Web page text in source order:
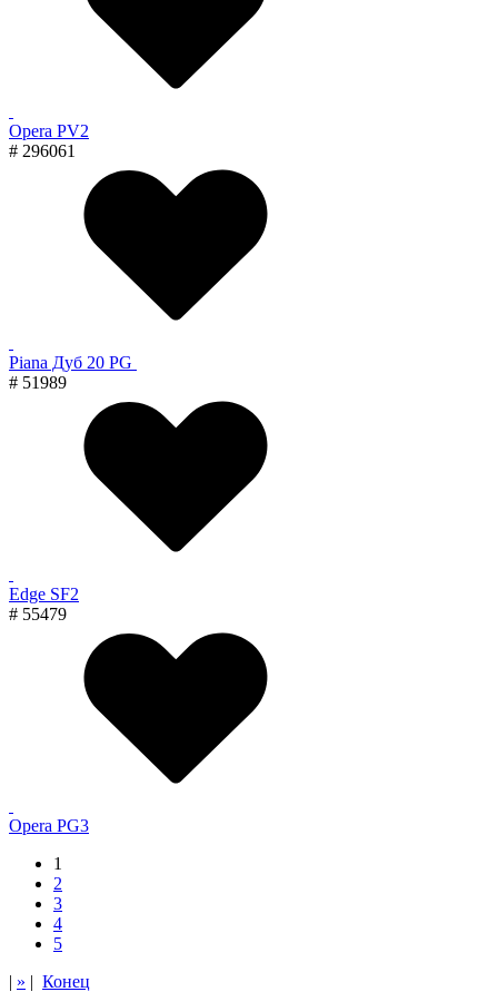
Opera PV2
# 296061
Piana Дуб 20 PG
# 51989
Edge SF2
# 55479
Opera PG3
1
2
3
4
5
| » | Конец